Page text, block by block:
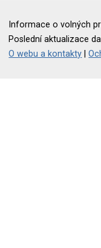
Informace o volných
Poslední aktualizace
O webu a kontakty |